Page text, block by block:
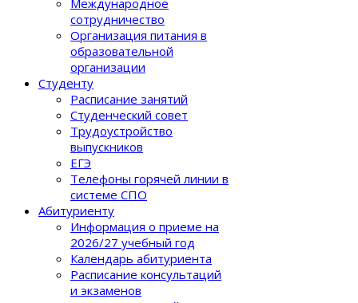
Международное
сотрудничество
Организация питания в
образовательной
организации
Студенту
Расписание занятий
Студенческий совет
Трудоустройство
выпускников
ЕГЭ
Телефоны горячей линии в
системе СПО
Абитуриенту
Информация о приеме на
2026/27 учебный год
Календарь абитуриента
Расписание консультаций
и экзаменов